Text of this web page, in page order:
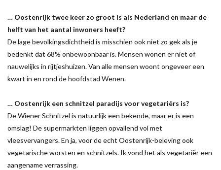
… Oostenrijk twee keer zo groot is als Nederland en maar de
helft van het aantal inwoners heeft?
De lage bevolkingsdichtheid is misschien ook niet zo gek als je
bedenkt dat 68% onbewoonbaar is. Mensen wonen er niet of
nauwelijks in rijtjeshuizen. Van alle mensen woont ongeveer een
kwart in en rond de hoofdstad Wenen.
… Oostenrijk een schnitzel paradijs voor vegetariërs is?
De Wiener Schnitzel is natuurlijk een bekende, maar er is een
omslag! De supermarkten liggen opvallend vol met
vleesvervangers. En ja, voor de echt Oostenrijk-beleving ook
vegetarische worsten en schnitzels. Ik vond het als vegetariër een
aangename verrassing.